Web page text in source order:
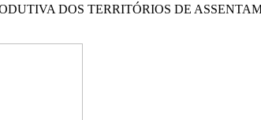
DOS TERRITÓRIOS DE